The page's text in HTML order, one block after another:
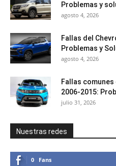
Problemas y
agosto 4, 2026
Fallas del
Problemas y
agosto 4, 2026
Fallas comunes
2006-2015:
julio 31, 2026
Nuestras redes
0 Fans